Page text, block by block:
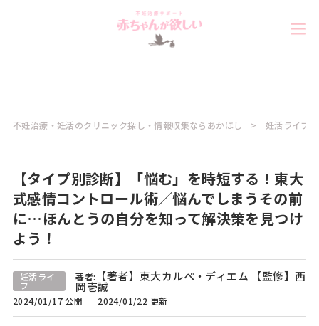
不妊治療・妊活のクリニック探し・情報収集ならあかほし 妊活ライフ
【タイプ別診断】「悩む」を時短する！東大
式感情コントロール術／悩んでしまうその前
に…ほんとうの自分を知って解決策を見つけ
よう！
妊活ライ
フ
著者: 【著者】東大カルぺ・ディエム 【監修】西
岡壱誠
2024/01/17 公開 2024/01/22 更新